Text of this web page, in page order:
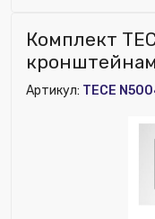
Исключить из
Комплект
TECEnow
Артикул: TECE